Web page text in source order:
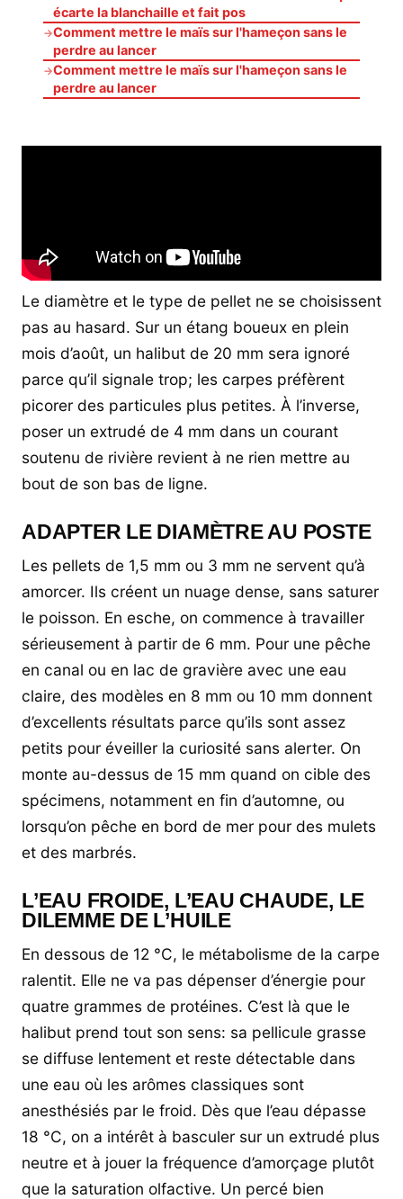
écarte la blanchaille et fait pos
→Comment mettre le maïs sur l'hameçon sans le
perdre au lancer
→Comment mettre le maïs sur l'hameçon sans le
perdre au lancer
Le diamètre et le type de pellet ne se choisissent
pas au hasard. Sur un étang boueux en plein
mois d’août, un halibut de 20 mm sera ignoré
parce qu’il signale trop; les carpes préfèrent
picorer des particules plus petites. À l’inverse,
poser un extrudé de 4 mm dans un courant
soutenu de rivière revient à ne rien mettre au
bout de son bas de ligne.
ADAPTER LE DIAMÈTRE AU POSTE
Les pellets de 1,5 mm ou 3 mm ne servent qu’à
amorcer. Ils créent un nuage dense, sans saturer
le poisson. En esche, on commence à travailler
sérieusement à partir de 6 mm. Pour une pêche
en canal ou en lac de gravière avec une eau
claire, des modèles en 8 mm ou 10 mm donnent
d’excellents résultats parce qu’ils sont assez
petits pour éveiller la curiosité sans alerter. On
monte au-dessus de 15 mm quand on cible des
spécimens, notamment en fin d’automne, ou
lorsqu’on pêche en bord de mer pour des mulets
et des marbrés.
L’EAU FROIDE, L’EAU CHAUDE, LE
DILEMME DE L’HUILE
En dessous de 12 °C, le métabolisme de la carpe
ralentit. Elle ne va pas dépenser d’énergie pour
quatre grammes de protéines. C’est là que le
halibut prend tout son sens: sa pellicule grasse
se diffuse lentement et reste détectable dans
une eau où les arômes classiques sont
anesthésiés par le froid. Dès que l’eau dépasse
18 °C, on a intérêt à basculer sur un extrudé plus
neutre et à jouer la fréquence d’amorçage plutôt
que la saturation olfactive. Un percé bien